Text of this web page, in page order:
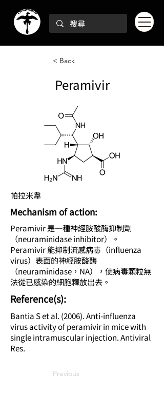
< Back
Peramivir
帕拉米韋
Mechanism of action:
Peramivir 是一種神經胺酸酶抑制劑
（neuraminidase inhibitor）。
Peramivir 能抑制流感病毒（influenza
virus）表面的神經胺酸酶
（neuraminidase，NA），使病毒顆粒無
法從已感染的細胞釋放出去。
​Reference(s):
Bantia S et al. (2006). Anti-influenza
virus activity of peramivir in mice with
single intramuscular injection. Antiviral
Res.
Previous